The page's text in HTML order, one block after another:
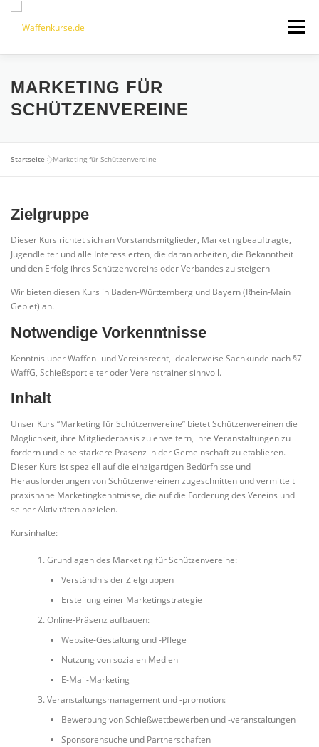
springen
Menü
FEATURES SHOP PRÄSENZKURSE
MARKETING FÜR
SCHÜTZENVEREINE
Startseite »Marketing für Schützenvereine
Zielgruppe
Dieser Kurs richtet sich an Vorstandsmitglieder, Marketingbeauftragte,
Jugendleiter und alle Interessierten, die daran arbeiten, die Bekanntheit
und den Erfolg ihres Schützenvereins oder Verbandes zu steigern
Wir bieten diesen Kurs in Baden-Württemberg und Bayern (Rhein-Main
Gebiet) an.
Notwendige Vorkenntnisse
Kenntnis über Waffen- und Vereinsrecht, idealerweise Sachkunde nach §7
WaffG, Schießsportleiter oder Vereinstrainer sinnvoll.
Inhalt
Unser Kurs “Marketing für Schützenvereine” bietet Schützenvereinen die
Möglichkeit, ihre Mitgliederbasis zu erweitern, ihre Veranstaltungen zu
fördern und eine stärkere Präsenz in der Gemeinschaft zu etablieren.
Dieser Kurs ist speziell auf die einzigartigen Bedürfnisse und
Herausforderungen von Schützenvereinen zugeschnitten und vermittelt
praxisnahe Marketingkenntnisse, die auf die Förderung des Vereins und
seiner Aktivitäten abzielen.
Kursinhalte:
Grundlagen des Marketing für Schützenvereine:
Verständnis der Zielgruppen
Erstellung einer Marketingstrategie
Online-Präsenz aufbauen:
Website-Gestaltung und -Pflege
Nutzung von sozialen Medien
E-Mail-Marketing
Veranstaltungsmanagement und -promotion:
Bewerbung von Schießwettbewerben und -veranstaltungen
Sponsorensuche und Partnerschaften